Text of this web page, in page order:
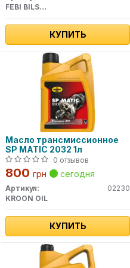
FEBI BILSTEIN
КУПИТЬ
Масло трансмиссионное
SP MATIC 2032 1л
0 отзывов
800 грн сегодня
Артикул:
02230
KROON OIL
КУПИТЬ